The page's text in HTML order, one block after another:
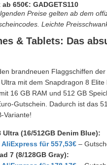
ab 650€: GADGETS110
Preise gelten ab dem
Leichte
& Tablets: Das
brandneuen Flaggschiffen
mit dem Snapdragon 8
16 GB RAM und 512 GB
Gutschein. Dadurch ist das
Variante!
Ultra (16/512GB Denim Blue):
AliExpress für 557,53€ –
7 (8/128GB Gray):